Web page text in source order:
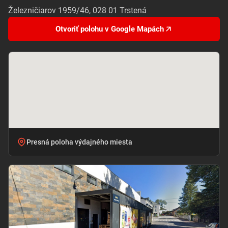
Železničiarov 1959/46, 028 01 Trstená
Otvoriť polohu v Google Mapách
Presná poloha výdajného miesta